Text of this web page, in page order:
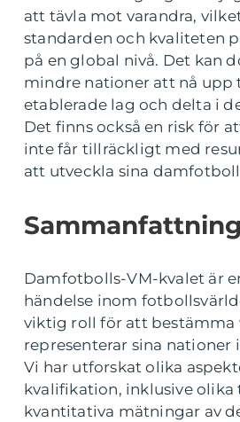
att tävla mot varandra,
standarden och kvaliteten
på en global nivå. Det kan
mindre nationer att nå upp
etablerade lag och delta i
Det finns också en risk för
inte får tillräckligt med
att utveckla sina
Sammanfattning
Damfotbolls-VM-kvalet är
händelse inom
viktig roll för att bestämma
representerar sina nationer
Vi har utforskat olika
kvalifikation, inklusive olika
kvantitativa mätningar av